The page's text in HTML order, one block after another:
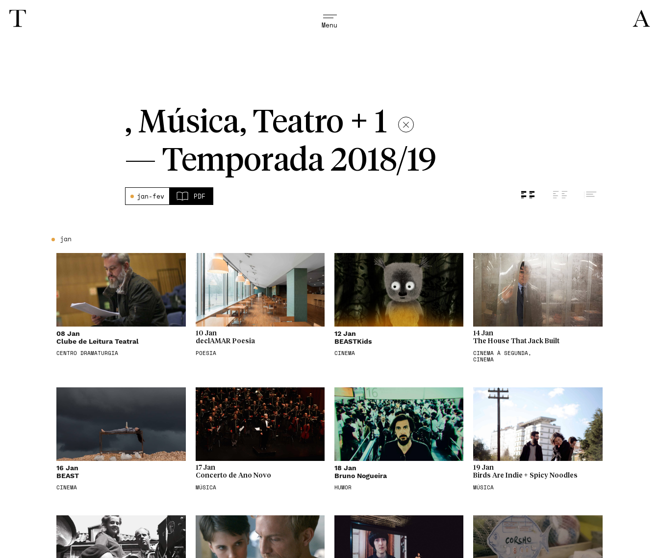
Menu
, Música, Teatro + 1
— Temporada 2018/19
jan-fev PDF
jan
08 Jan
Clube de Leitura Teatral
CENTRO DRAMATURGIA
10 Jan
declAMAR Poesia
POESIA
12 Jan
BEASTKids
CINEMA
14 Jan
The House That Jack Built
CINEMA À SEGUNDA,
CINEMA
16 Jan
BEAST
CINEMA
17 Jan
Concerto de Ano Novo
MÚSICA
18 Jan
Bruno Nogueira
HUMOR
19 Jan
Birds Are Indie + Spicy Noodles
MÚSICA